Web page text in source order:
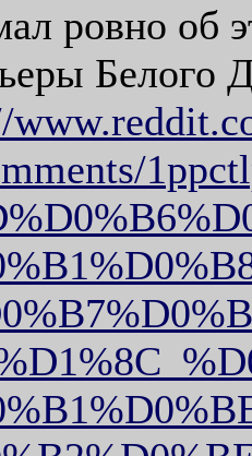
ровно об
Белого